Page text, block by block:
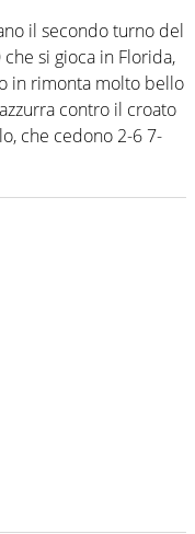
il secondo turno del
si gioca in Florida,
in rimonta molto bello
contro il croato
che cedono 2-6 7-